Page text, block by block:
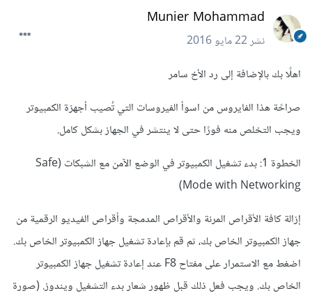
Munier Mohammad
نشر22 مايو 2016
اهلًا بك بالإضافة إلى رد الأخ سامر
صراحًة هذا الفايروس من اسوأ الفيروسات التي تُصيب أجهزة الكمبيوتر
ويجب التخلص منه فورًا حتى لا ينتشر في الجهاز بشكل كامل.
الخطوة 1 : بدء تشغيل الكمبيوترفي الوضع الآمن مع الشبكات ( Safe
Mode with Networking)
إزالة كافة الأقراص المرنة والأقراص المدمجة وأقراص الفيديو الرقمية من
جهاز الكمبيوتر الخاص بك، ثم قم بإعادة تشغيل جهاز الكمبيوتر الخاص بك.
اضغط مع الاستمرار على مفتاح F8 عند إعادة تشغيل جهاز الكمبيوتر
الخاص بك. ويجب فعل ذلك قبل ظهور شعار بدء التشغيل ويندوز.(صورة